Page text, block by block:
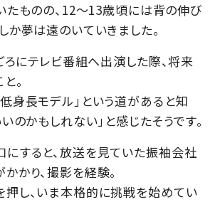
たものの、12～13歳頃には背の伸び
か夢は遠のいていきました。
にテレビ番組へ出演した際、将来
。
身長モデル」という道があると知
いのかもしれない」と感じたそうです。
すると、放送を見ていた振袖会社
かり、撮影を経験。
し、いま本格的に挑戦を始めてい